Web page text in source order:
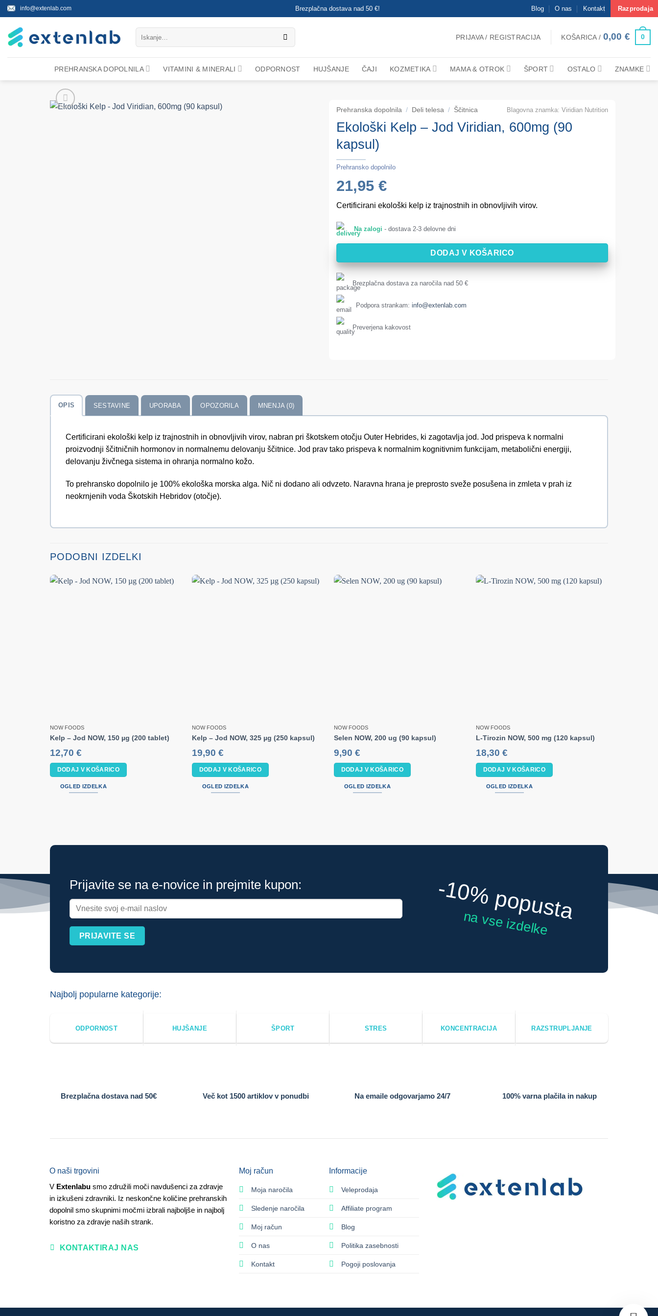
Skoči
na
vsebino
info@extenlab.com Brezplačna dostava nad 50 €! Blog O nas Kontakt Razprodaja
PRIJAVA / REGISTRACIJA KOŠARICA / 0,00€ 0
PREHRANSKA DOPOLNILA VITAMINI & MINERALI ODPORNOST HUJŠANJE ČAJI KOZMETIKA MAMA & OTROK ŠPORT OSTALO ZNAMKE
Prehranska dopolnila / Deli telesa / Ščitnica
Ekološki Kelp – Jod Viridian, 600mg (90
kapsul)
Prehransko dopolnilo
21,95 €
Certificirani ekološki kelp iz trajnostnih in obnovljivih virov.
Na zalogi - dostava 2-3 delovne dni
DODAJ V KOŠARICO
Brezplačna dostava za naročila nad 50 €
Podpora strankam: info@extenlab.com
Preverjena kakovost
Blagovna znamka: Viridian Nutrition
OPIS SESTAVINE UPORABA OPOZORILA MNENJA (0)
Certificirani ekološki kelp iz trajnostnih in obnovljivih virov, nabran pri škotskem otočju Outer Hebrides, ki zagotavlja jod. Jod prispeva k normalni
proizvodnji ščitničnih hormonov in normalnemu delovanju ščitnice. Jod prav tako prispeva k normalnim kognitivnim funkcijam, metabolični energiji,
delovanju živčnega sistema in ohranja normalno kožo.
To prehransko dopolnilo je 100% ekološka morska alga. Nič ni dodano ali odvzeto. Naravna hrana je preprosto sveže posušena in zmleta v prah iz
neokrnjenih voda Škotskih Hebridov (otočje).
PODOBNI IZDELKI
NOW FOODS
Kelp – Jod NOW, 150 µg (200 tablet)
12,70 €
DODAJ V KOŠARICO
OGLED IZDELKA
NOW FOODS
Kelp – Jod NOW, 325 µg (250 kapsul)
19,90 €
DODAJ V KOŠARICO
OGLED IZDELKA
NOW FOODS
Selen NOW, 200 ug (90 kapsul)
9,90 €
DODAJ V KOŠARICO
OGLED IZDELKA
NOW FOODS
L-Tirozin NOW, 500 mg (120 kapsul)
18,30 €
DODAJ V KOŠARICO
OGLED IZDELKA
Prijavite se na e-novice in prejmite kupon: -10% popusta
na vse izdelke
Najbolj popularne kategorije:
ODPORNOST HUJŠANJE ŠPORT STRES KONCENTRACIJA RAZSTRUPLJANJE
Brezplačna dostava nad 50€ Več kot 1500 artiklov v ponudbi Na emaile odgovarjamo 24/7 100% varna plačila in nakup
O naši trgovini
V Extenlabusmo združili moči navdušenci za zdravje
in izkušeni zdravniki. Iz neskončne količine prehranskih
dopolnil smo skupnimi močmi izbrali najboljše in najbolj
koristno za zdravje naših strank.
KONTAKTIRAJ NAS
Moj račun
Moja naročila
Sledenje naročila
Moj račun
O nas
Kontakt
Informacije
Veleprodaja
Affiliate program
Blog
Politika zasebnosti
Pogoji poslovanja